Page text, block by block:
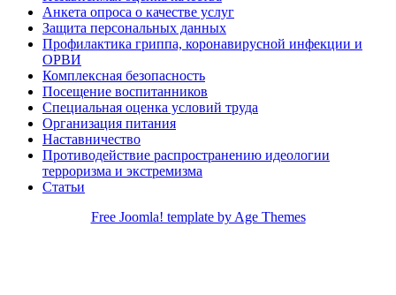
Анкета опроса о качестве услуг
Защита персональных данных
Профилактика гриппа, коронавирусной инфекции и
ОРВИ
Комплексная безопасность
Посещение воспитанников
Специальная оценка условий труда
Организация питания
Наставничество
Противодействие распространению идеологии
терроризма и экстремизма
Статьи
Free Joomla! template by Age Themes